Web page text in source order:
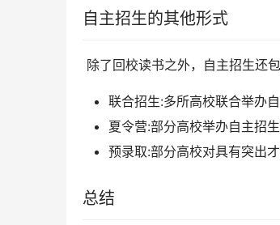
自主招生的其他形式
除了回校读书之外，自主招生还
联合招生:多所高校联合举办
夏令营:部分高校举办自主招
预录取:部分高校对具有突出
总结